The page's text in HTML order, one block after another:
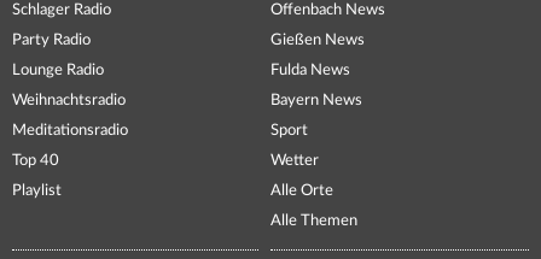
Schlager Radio
Party Radio
Lounge Radio
Weihnachtsradio
Meditationsradio
Top 40
Playlist
Offenbach News
Gießen News
Fulda News
Bayern News
Sport
Wetter
Alle Orte
Alle Themen